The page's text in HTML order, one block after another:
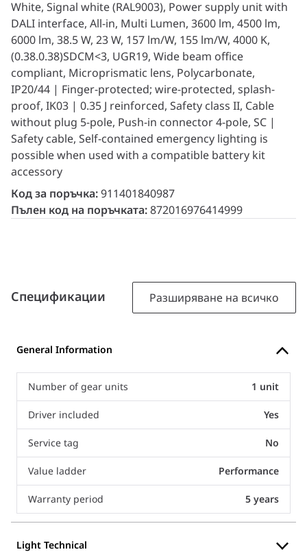
White, Signal white (RAL9003), Power supply unit with
DALI interface, All-in, Multi Lumen, 3600 lm, 4500 lm,
6000 lm, 38.5 W, 23 W, 157 lm/W, 155 lm/W, 4000 K,
(0.38.0.38)SDCM<3, UGR19, Wide beam office
compliant, Microprismatic lens, Polycarbonate,
IP20/44 | Finger-protected; wire-protected, splash-
proof, IK03 | 0.35 J reinforced, Safety class II, Cable
without plug 5-pole, Push-in connector 4-pole, SC |
Safety cable, Self‑contained emergency lighting is
possible when used with a compatible battery kit
accessory
Код за поръчка:911401840987
Пълен код на поръчката:872016976414999
Спецификации Разширяване на всичко
General Information
Number of gear units 1 unit
Driver included Yes
Service tag No
Value ladder Performance
Warranty period 5 years
Light Technical